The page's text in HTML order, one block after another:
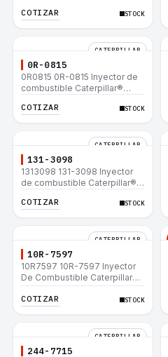
657E 631E 988F II
COTIZAR STOCK
CATERPILLAR
0R-0815
0R0815 0R-0815 Inyector de
combustible Caterpillar®
657E 631E 988F II
COTIZAR STOCK
CATERPILLAR
131-3098
1313098 131-3098 Inyector
de combustible Caterpillar®
657E 631E 988F II
COTIZAR STOCK
CATERPILLAR
10R-7597
10R7597 10R-7597 Inyector
De Combustible Caterpillar®
320C 320C L
COTIZAR STOCK
CATERPILLAR
244-7715